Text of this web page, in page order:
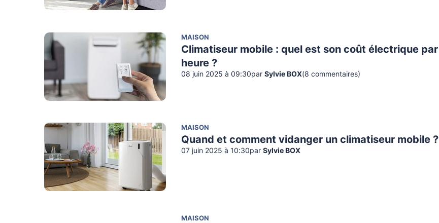
MAISON
Climatiseur mobile : quel est son coût électrique par
heure ?
08 juin 2025 à 09:30par Sylvie BOX(8 commentaires)
MAISON
Quand et comment vidanger un climatiseur mobile ?
07 juin 2025 à 10:30par Sylvie BOX
MAISON